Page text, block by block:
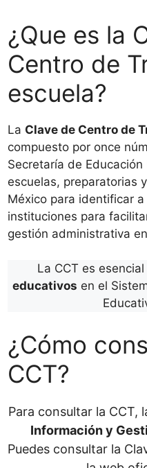
¿Que es la
Centro de
escuela?
La Clave de Centro de
compuesto por once
Secretaría de Educación
escuelas, preparatorias
México para identificar
instituciones para
gestión administrativa
La CCT es esencial
educativos en el
¿Cómo
CCT?
Para consultar la CCT,
Información y
Puedes consultar la